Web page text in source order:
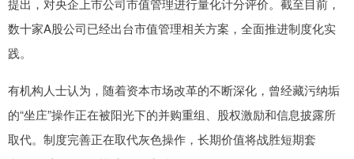
提出，对央企上市公司市值管理进行量化计分评价。截至目前，
数十家A股公司已经出台市值管理相关方案，全面推进制度化实
践。
有机构人士认为，随着资本市场改革的不断深化，曾经藏污纳垢
的“坐庄”操作正在被阳光下的并购重组、股权激励和信息披露所
取代。制度完善正在取代灰色操作，长期价值将战胜短期套